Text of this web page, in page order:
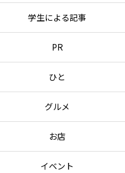
学生による記事
PR
ひと
グルメ
お店
イベント